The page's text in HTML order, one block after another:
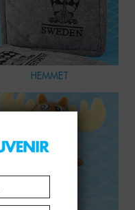
HEMMET